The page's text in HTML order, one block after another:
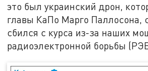
это был украинский дрон,
главы КаПо Марго Паллосона,
сбился с курса из-за наших
радиоэлектронной борьбы